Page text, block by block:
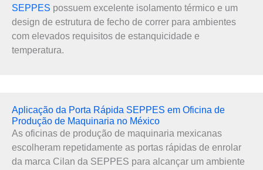
SEPPES possuem excelente isolamento térmico e um
design de estrutura de fecho de correr para ambientes
com elevados requisitos de estanquicidade e
temperatura.
Aplicação da Porta Rápida SEPPES em Oficina de
Produção de Maquinaria no México
As oficinas de produção de maquinaria mexicanas
escolheram repetidamente as portas rápidas de enrolar
da marca Cilan da SEPPES para alcançar um ambiente